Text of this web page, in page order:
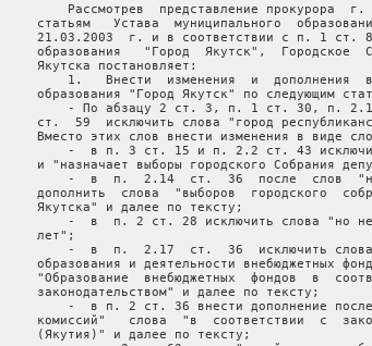
Рассмотрев  представление прокурора  г.
статьям   Устава  муниципального
21.03.2003  г. и в соответствии с п. 1 ст.
образования   "Город  Якутск",  Городское
   Якутска постановляет:
1.   Внести  изменения  и  дополнения
образования "Город Якутск" по следующим
- По абзацу 2 ст. 3, п. 1 ст. 30, п.
ст.  59  исключить слова "город
Вместо этих слов внести изменения в виде
-  в п. 3 ст. 15 и п. 2.2 ст. 43
и "назначает выборы городского Собрания
-  в  п.  2.14  ст.  36  после  слов
дополнить  слова  "выборов  городского
   Якутска" и далее по тексту;
-  в  п. 2 ст. 28 исключить слова "но
   лет";
-  в  п.  2.17  ст.  36  исключить
образования и деятельности внебюджетных
"Образование  внебюджетных  фондов  в
   законодательством" и далее по тексту;
-  в п. 2 ст. 36 внести дополнение
комиссий"   слова  "в  соответствии  с
   (Якутия)" и далее по тексту;